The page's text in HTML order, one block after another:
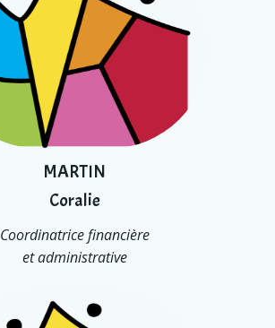
MARTIN
Coralie
Coordinatrice financière
et administrative